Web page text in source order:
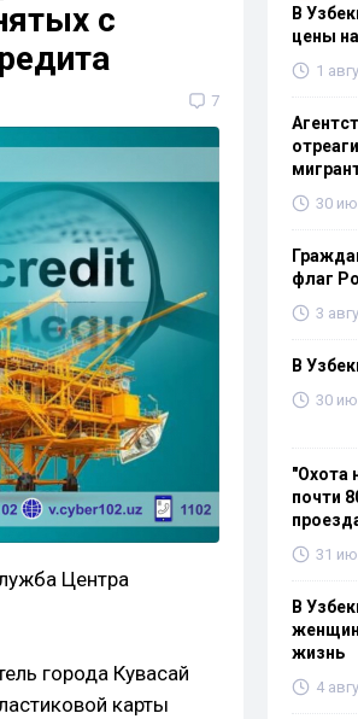
с
7
Центра
города Кувасай
карты
В
цены
1
30
флаг
3
В
30
"Охота
почти
31
В
жизнь
4